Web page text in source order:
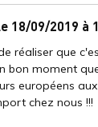
18/09/2019 à
réaliser que
bon moment
européens
chez nous !!!